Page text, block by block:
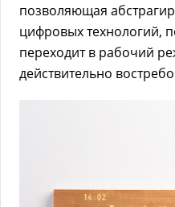
позволяющая
цифровых технологий,
переходит в рабочий
действительно